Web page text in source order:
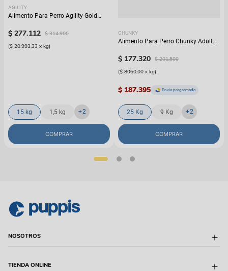
AGILITY
Alimento Para Perro Agility Gold
$ 277.112 $ 314.900
($ 20.993,33 x kg)
15 kg 1,5 kg +2
COMPRAR
CHUNKY
Alimento Para Perro Chunky Adulto
$ 177.320 $ 201.500
($ 8060,00 x kg)
$ 187.395 Envío programado
25 Kg 9 Kg +2
COMPRAR
NOSOTROS
TIENDA ONLINE